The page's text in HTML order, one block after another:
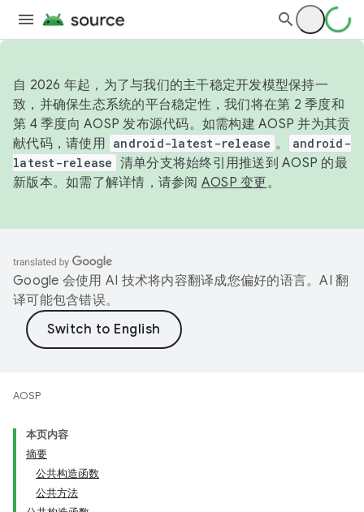
自 2026 年起，为了与我们的主干稳定开发模型保持一
致，并确保生态系统的平台稳定性，我们将在第 2 季度和
第 4 季度向 AOSP 发布源代码。如需构建 AOSP 并为其贡
献代码，请使用 android-latest-release 。
android-
latest-release 清单分支将始终引用推送到 AOSP 的最
新版本。如需了解详情，请参阅 AOSP 变更。
Google 会使用 AI 技术将内容翻译成您偏好的语言。AI 翻
译可能包含错误。
AOSP
本页内容
摘要
公共构造函数
公共方法